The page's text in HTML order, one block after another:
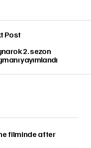
Post
2. sezon
yayımlandı
filminde after